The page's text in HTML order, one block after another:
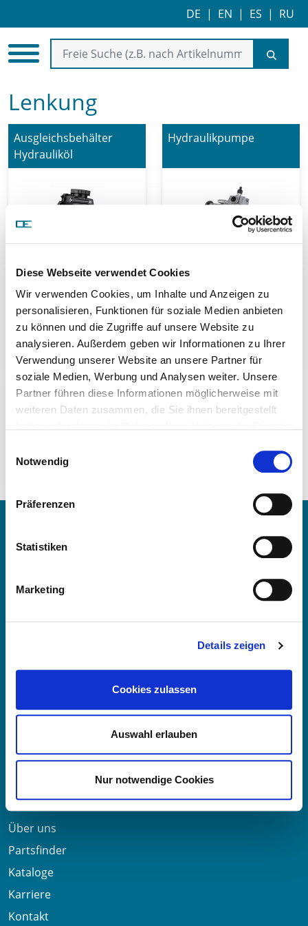
Diese Webseite verwendet Cookies
Wir verwenden Cookies, um Inhalte und Anzeigen zu
personalisieren, Funktionen für soziale Medien anbieten
zu können und die Zugriffe auf unsere Website zu
analysieren. Außerdem geben wir Informationen zu Ihrer
Verwendung unserer Website an unsere Partner für
soziale Medien, Werbung und Analysen weiter. Unsere
Partner führen diese Informationen möglicherweise mit
weiteren Daten zusammen, die Sie ihnen bereitgestellt
Notwendig
Präferenzen
Statistiken
Marketing
Details zeigen
Cookies zulassen
Auswahl erlauben
Nur notwendige Cookies
DE | EN | ES | RU
Lenkung
Ausgleichsbehälter
Hydrauliköl
Hydraulikpumpe
Lenkungsaufhängung Lenkungsteile
Spurstangen/-einzelteile
73730 Esslingen am Neckar​
+49 711 6276980
Telefax:+49 711 62769851
Nützliche Links
Über uns
Partsfinder
Kataloge
Karriere
Kontakt